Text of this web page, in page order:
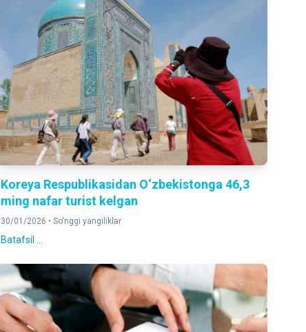
Koreya Respublikasidan O‘zbekistonga 46,3
ming nafar turist kelgan
30/01/2026 •So'nggi yangiliklar
Batafsil ...